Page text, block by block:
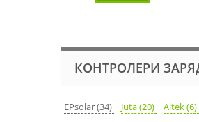
КОНТРОЛЕРИ
EPsolar (34) Juta (20) Altek (6)